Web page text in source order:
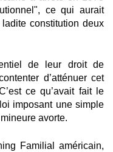
ce qui aurait
constitution deux
de leur droit de
d’atténuer cet
ce qu’avait fait le
imposant une simple
avorte.
Familial américain,